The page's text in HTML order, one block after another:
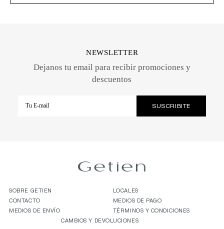
NEWSLETTER
Dejanos tu email para recibir promociones y
descuentos
SOBRE GETIEN
LOCALES
CONTACTO
MEDIOS DE PAGO
MEDIOS DE ENVÍO
TÉRMINOS Y CONDICIONES
CAMBIOS Y DEVOLUCIONES